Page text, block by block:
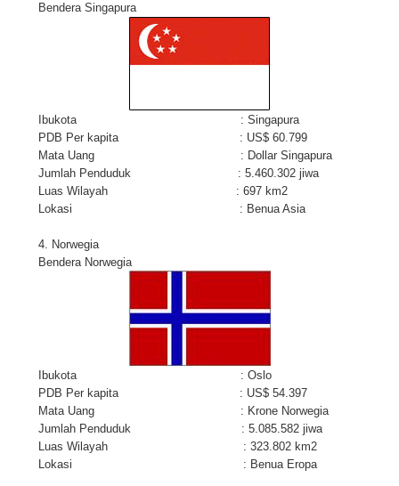
Bendera Singapura
Ibukota : Singapura
PDB Per kapita : US$ 60.799
Mata Uang : Dollar Singapura
Jumlah Penduduk : 5.460.302 jiwa
Luas Wilayah : 697 km2
Lokasi : Benua Asia
4. Norwegia
Bendera Norwegia
Ibukota : Oslo
PDB Per kapita : US$ 54.397
Mata Uang : Krone Norwegia
Jumlah Penduduk : 5.085.582 jiwa
Luas Wilayah : 323.802 km2
Lokasi : Benua Eropa